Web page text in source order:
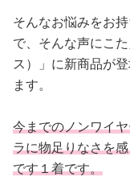
そんなお悩みをお
で、そんな声にこ
ス）」に新商品が
ます。
今までのノンワイ
ラに物足りなさを
です１着です。